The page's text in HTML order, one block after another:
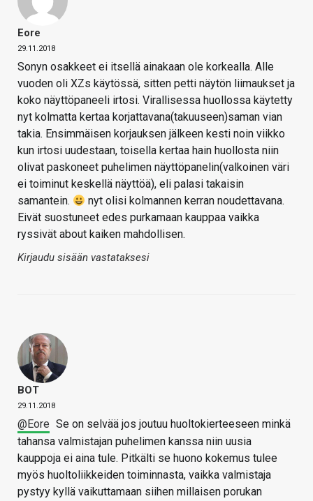
Eore
29.11.2018
Sonyn osakkeet ei itsellä ainakaan ole korkealla. Alle
vuoden oli XZs käytössä, sitten petti näytön liimaukset ja
koko näyttöpaneeli irtosi. Virallisessa huollossa käytetty
nyt kolmatta kertaa korjattavana(takuuseen)saman vian
takia. Ensimmäisen korjauksen jälkeen kesti noin viikko
kun irtosi uudestaan, toisella kertaa hain huollosta niin
olivat paskoneet puhelimen näyttöpanelin(valkoinen väri
ei toiminut keskellä näyttöä), eli palasi takaisin
samantein.
nyt olisi kolmannen kerran noudettavana.
Eivät suostuneet edes purkamaan kauppaa vaikka
ryssivät about kaiken mahdollisen.
Kirjaudu sisään vastataksesi
BOT
29.11.2018
@Eore Se on selvää jos joutuu huoltokierteeseen minkä
tahansa valmistajan puhelimen kanssa niin uusia
kauppoja ei aina tule. Pitkälti se huono kokemus tulee
myös huoltoliikkeiden toiminnasta, vaikka valmistaja
pystyy kyllä vaikuttamaan siihen millaisen porukan